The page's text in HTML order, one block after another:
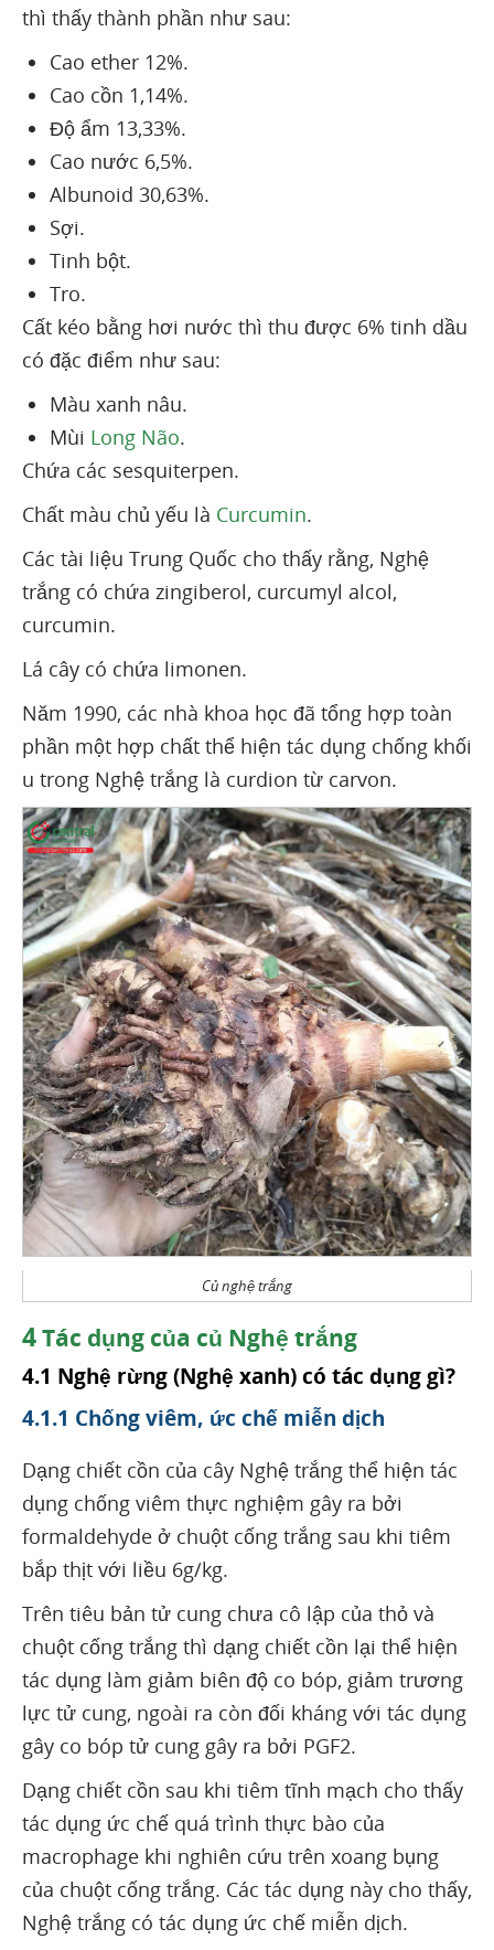
thì thấy thành phần như sau:
Cao ether 12%.
Cao cồn 1,14%.
Độ ẩm 13,33%.
Cao nước 6,5%.
Albunoid 30,63%.
Sợi.
Tinh bột.
Tro.
Cất kéo bằng hơi nước thì thu được 6% tinh dầu
có đặc điểm như sau:
Màu xanh nâu.
Mùi Long Não.
Chứa các sesquiterpen.
Chất màu chủ yếu là Curcumin.
Các tài liệu Trung Quốc cho thấy rằng, Nghệ
trắng có chứa zingiberol, curcumyl alcol,
curcumin.
Lá cây có chứa limonen.
Năm 1990, các nhà khoa học đã tổng hợp toàn
phần một hợp chất thể hiện tác dụng chống khối
u trong Nghệ trắng là curdion từ carvon.
Củ nghệ trắng
4Tác dụng của củ Nghệ trắng
4.1 Nghệ rừng (Nghệ xanh) có tác dụng gì?
4.1.1 Chống viêm, ức chế miễn dịch
Dạng chiết cồn của cây Nghệ trắng thể hiện tác
dụng chống viêm thực nghiệm gây ra bởi
formaldehyde ở chuột cống trắng sau khi tiêm
bắp thịt với liều 6g/kg.
Trên tiêu bản tử cung chưa cô lập của thỏ và
chuột cống trắng thì dạng chiết cồn lại thể hiện
tác dụng làm giảm biên độ co bóp, giảm trương
lực tử cung, ngoài ra còn đối kháng với tác dụng
gây co bóp tử cung gây ra bởi PGF2.
Dạng chiết cồn sau khi tiêm tĩnh mạch cho thấy
tác dụng ức chế quá trình thực bào của
macrophage khi nghiên cứu trên xoang bụng
của chuột cống trắng. Các tác dụng này cho thấy,
Nghệ trắng có tác dụng ức chế miễn dịch.